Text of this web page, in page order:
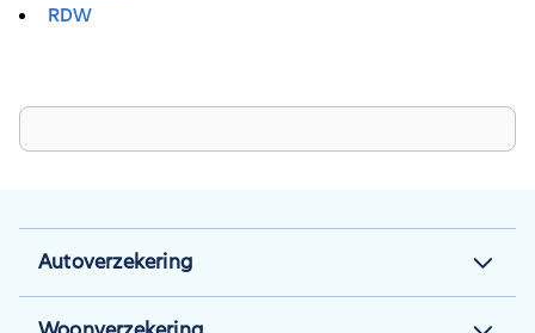
RDW
Autoverzekering
Autoverzekering